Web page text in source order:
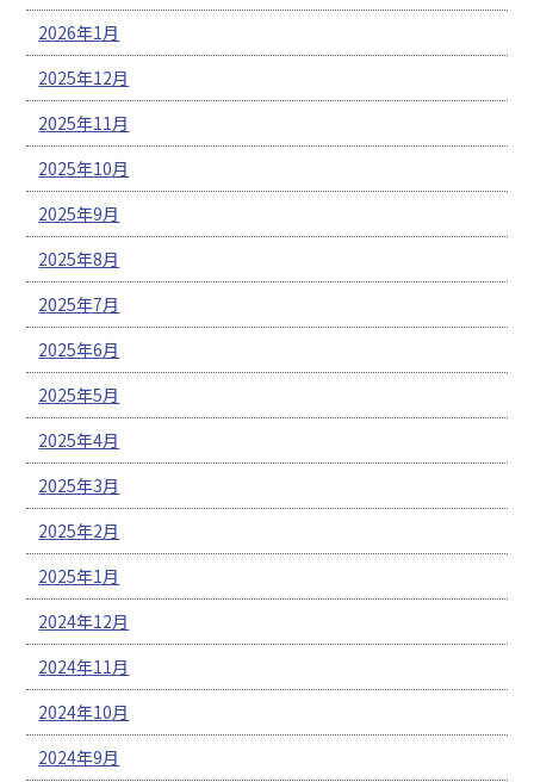
2026年1月
2025年12月
2025年11月
2025年10月
2025年9月
2025年8月
2025年7月
2025年6月
2025年5月
2025年4月
2025年3月
2025年2月
2025年1月
2024年12月
2024年11月
2024年10月
2024年9月